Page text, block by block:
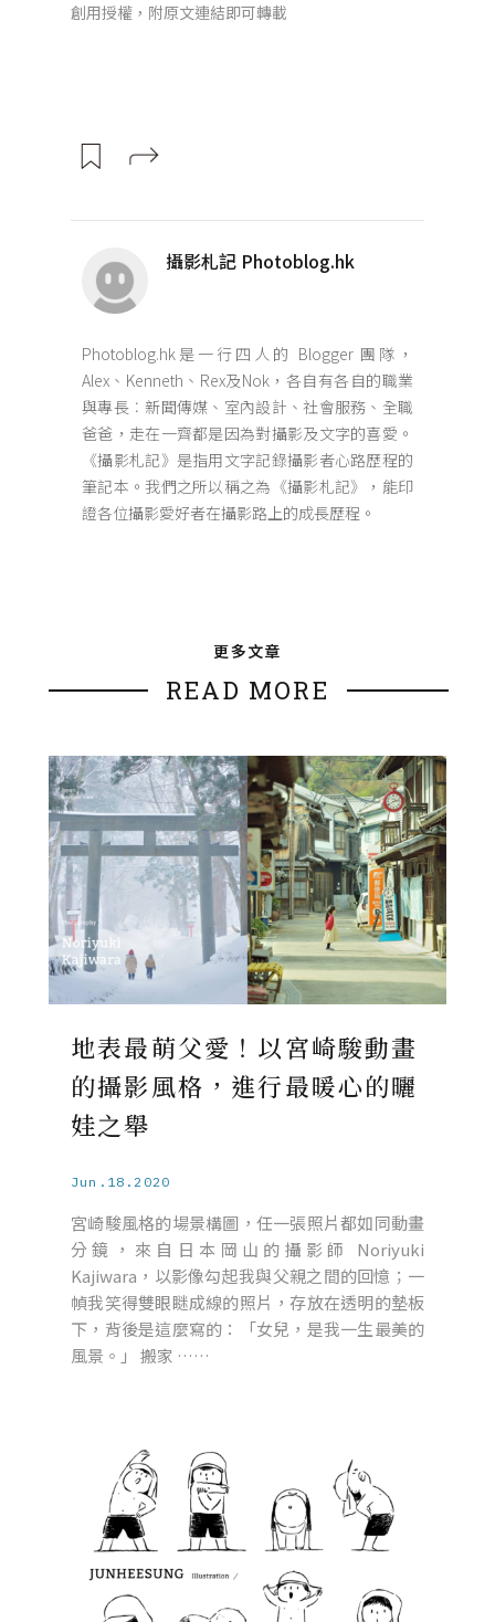
創用授權，附原文連結即可轉載
攝影札記 Photoblog.hk
Photoblog.hk是一行四人的 Blogger 團隊，
Alex、Kenneth、Rex及Nok，各自有各自的職業
與專長︰新聞傳媒、室內設計、社會服務、全職
爸爸，走在一齊都是因為對攝影及文字的喜愛。
《攝影札記》是指用文字記錄攝影者心路歷程的
筆記本。我們之所以稱之為《攝影札記》，能印
證各位攝影愛好者在攝影路上的成長歷程。
更多文章
READ MORE
地表最萌父愛！以宮崎駿動畫
的攝影風格，進行最暖心的曬
娃之舉
Jun.18.2020
宮崎駿風格的場景構圖，任一張照片都如同動畫
分鏡，來自日本岡山的攝影師 Noriyuki
Kajiwara，以影像勾起我與父親之間的回憶；一
幀我笑得雙眼瞇成線的照片，存放在透明的墊板
下，背後是這麼寫的：「女兒，是我一生最美的
風景。」 搬家 ……